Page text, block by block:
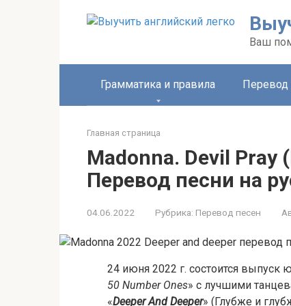
Ваш
Грамматика и правила Перевод
Главная страница
Madonna. Devil Pray
Перевод песни на
04.06.2022 Рубрика: Перевод песен
24 июня 2022 г. состоится
50 Number Ones» с лучшими
«Deeper And Deeper» (Глубже и